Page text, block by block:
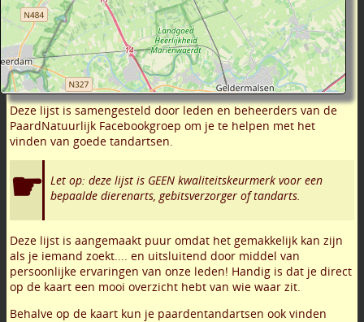
Deze lijst is samengesteld door leden en beheerders van de
PaardNatuurlijk Facebookgroep om je te helpen met het
vinden van goede tandartsen.
Let op: deze lijst is GEEN kwaliteitskeurmerk voor een
bepaalde dierenarts, gebitsverzorger of tandarts.
Deze lijst is aangemaakt puur omdat het gemakkelijk kan zijn
als je iemand zoekt.... en uitsluitend door middel van
persoonlijke ervaringen van onze leden! Handig is dat je direct
op de kaart een mooi overzicht hebt van wie waar zit.
Behalve op de kaart kun je paardentandartsen ook vinden